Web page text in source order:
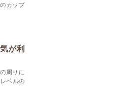
カップ
が利
周りに
ベルの